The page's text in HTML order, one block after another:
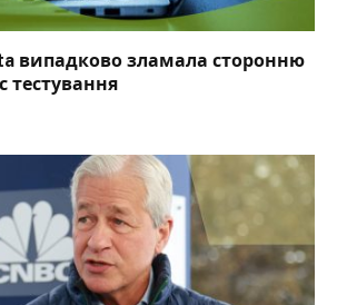
випадково зламала сторонню
тестування